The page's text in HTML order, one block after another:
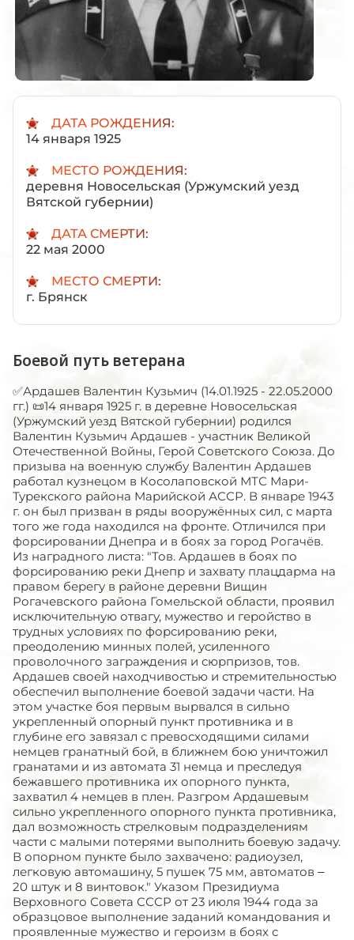
ДАТА РОЖДЕНИЯ:
14 января 1925
МЕСТО РОЖДЕНИЯ:
деревня Новосельская (Уржумский уезд
Вятской губернии)
ДАТА СМЕРТИ:
22 мая 2000
МЕСТО СМЕРТИ:
г. Брянск
Боевой путь ветерана
✅Ардашев Валентин Кузьмич (14.01.1925 - 22.05.2000
гг.) 📜14 января 1925 г. в деревне Новосельская
(Уржумский уезд Вятской губернии) родился
Валентин Кузьмич Ардашев - участник Великой
Отечественной Войны, Герой Советского Союза. До
призыва на военную службу Валентин Ардашев
работал кузнецом в Косолаповской МТС Мари-
Турекского района Марийской АССР. В январе 1943
г. он был призван в ряды вооружённых сил, с марта
того же года находился на фронте. Отличился при
форсировании Днепра и в боях за город Рогачёв.
Из наградного листа: "Тов. Ардашев в боях по
форсированию реки Днепр и захвату плацдарма на
правом берегу в районе деревни Вищин
Рогачевского района Гомельской области, проявил
исключительную отвагу, мужество и геройство в
трудных условиях по форсированию реки,
преодолению минных полей, усиленного
проволочного заграждения и сюрпризов, тов.
Ардашев своей находчивостью и стремительностью
обеспечил выполнение боевой задачи части. На
этом участке боя первым вырвался в сильно
укрепленный опорный пункт противника и в
глубине его завязал с превосходящими силами
немцев гранатный бой, в ближнем бою уничтожил
гранатами и из автомата 31 немца и преследуя
бежавшего противника их опорного пункта,
захватил 4 немцев в плен. Разгром Ардашевым
сильно укрепленного опорного пункта противника,
дал возможность стрелковым подразделениям
части с малыми потерями выполнить боевую задачу.
В опорном пункте было захвачено: радиоузел,
легковую автомашину, 5 пушек 75 мм, автоматов –
20 штук и 8 винтовок." Указом Президиума
Верховного Совета СССР от 23 июля 1944 года за
образцовое выполнение заданий командования и
проявленные мужество и героизм в боях с